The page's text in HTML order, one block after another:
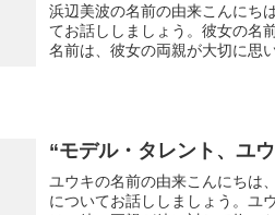
浜辺美波の名前の由来こんにち
てお話ししましょう。彼女の名
名前は、彼女の両親が大切に思
“モデル・タレント、ユ
ユウキの名前の由来こんにちは
についてお話ししましょう。ユ